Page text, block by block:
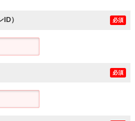
） 必須
必須